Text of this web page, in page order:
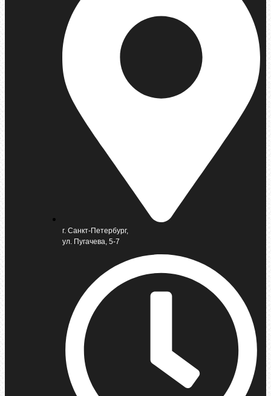
г. Санкт-Петербург,
ул. Пугачева, 5-7